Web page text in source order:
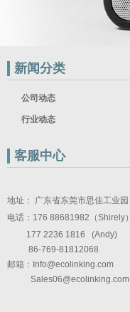
新闻分类
公司动态
行业动态
客服中心
地址： 广东省东莞市思佳工业园
电话：176 88681982（Shirely）
177 2236 1816 (Andy)
86-769-81812068
邮箱： Info@ecolinking.com
Sales06@ecolinking.com